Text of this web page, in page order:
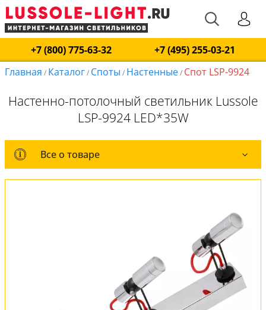
+7 (800) 775-63-32
+7 (495) 255-03-21
Главная / Каталог/ Споты / Настенные/ Спот LSP-9924
Настенно-потолочный светильник Lussole
LSP-9924 LED*35W
Все о товаре
Все о товаре
Обмен и возврат